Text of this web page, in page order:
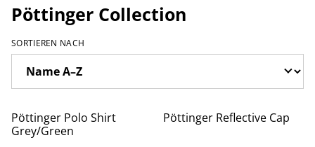
Pöttinger Collection
SORTIEREN NACH
Pöttinger Polo Shirt
Grey/Green
Pöttinger Reflective Cap